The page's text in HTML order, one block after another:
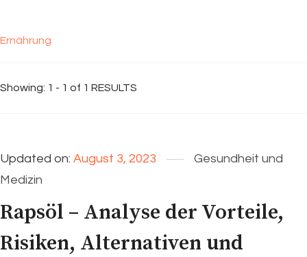
Ernährung
Showing: 1 - 1 of 1 RESULTS
Updated on: August 3, 2023
Gesundheit und
Medizin
Rapsöl – Analyse der Vorteile,
Risiken, Alternativen und